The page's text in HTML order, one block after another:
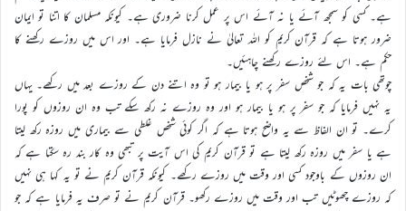
ہے۔ کسی کو سمجھ آئے یا نہ آئے اس پر عمل کرنا ضروری ہے۔ کیونکہ مسلمان کا اتنا تو ایمان
ضرور ہوتا ہے کہ قرآن کریم کو اللہ تعالیٰ نے نازل فرمایا ہے۔ اور اس میں روزے رکھنے کا
حکم ہے۔ اس لئے روزے رکھنے چاہئیں۔
چوتھی بات یہ کہ جو شخص سفر پر ہو یا بیمار ہو تو وہ اتنے دن کے روزے بعد میں رکھے۔ یہاں
یہ نہیں فرمایا کہ جو سفر پر ہو یا بیمار ہو اور وہ روزے نہ رکھ سکے تب وہ ان روزوں کو پورا
کرے۔ تو ان الفاظ سے یہ واضح ہوتا ہے کہ اگر کوئی شخص غلطی سے بیماری میں روزہ رکھ لیتا
ہے یا سفر میں روزہ رکھ لیتا ہے تو قرآن کریم کی اس آیت پر تبھی وہ کار بند رہ سکتا ہے کہ
ان روزوں کے باوجود کسی اور وقت میں روزے رکھے۔ کیونکہ قرآن کریم نے تو یہ کہا ہی نہیں
کہ روزے چھوٹیں تب اور وقت میں روزے رکھو۔ قرآن کریم نے تو صرف یہ فرمایا ہے کہ جو